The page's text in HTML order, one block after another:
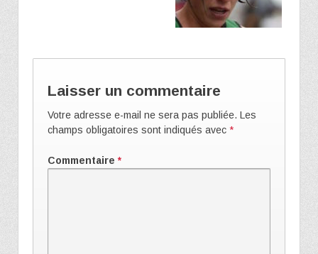
Laisser un commentaire
Votre adresse e-mail ne sera pas publiée. Les
champs obligatoires sont indiqués avec *
Commentaire *